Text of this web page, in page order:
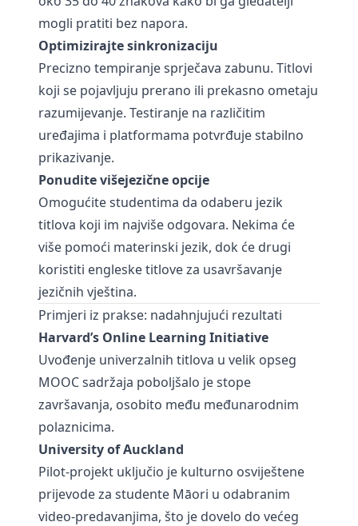
mogli pratiti bez napora.
Optimizirajte sinkronizaciju
Precizno tempiranje sprječava zabunu. Titlovi
koji se pojavljuju prerano ili prekasno ometaju
razumijevanje. Testiranje na različitim
uređajima i platformama potvrđuje stabilno
prikazivanje.
Ponudite višejezične opcije
Omogućite studentima da odaberu jezik
titlova koji im najviše odgovara. Nekima će
više pomoći materinski jezik, dok će drugi
koristiti engleske titlove za usavršavanje
jezičnih vještina.
Primjeri iz prakse: nadahnjujući rezultati
Harvard’s Online Learning Initiative
Uvođenje univerzalnih titlova u velik opseg
MOOC sadržaja poboljšalo je stope
završavanja, osobito među međunarodnim
polaznicima.
University of Auckland
Pilot-projekt uključio je kulturno osviještene
prijevode za studente Māori u odabranim
video-predavanjima, što je dovelo do većeg